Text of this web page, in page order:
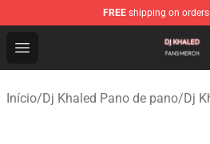
FREE shipping on
Open menu
Dj Khaled Shop - Official Dj
Início/Dj Khaled Pano de pano/Dj